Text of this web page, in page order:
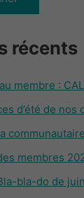
récents
membre :
d’été de
membres
bla-do de